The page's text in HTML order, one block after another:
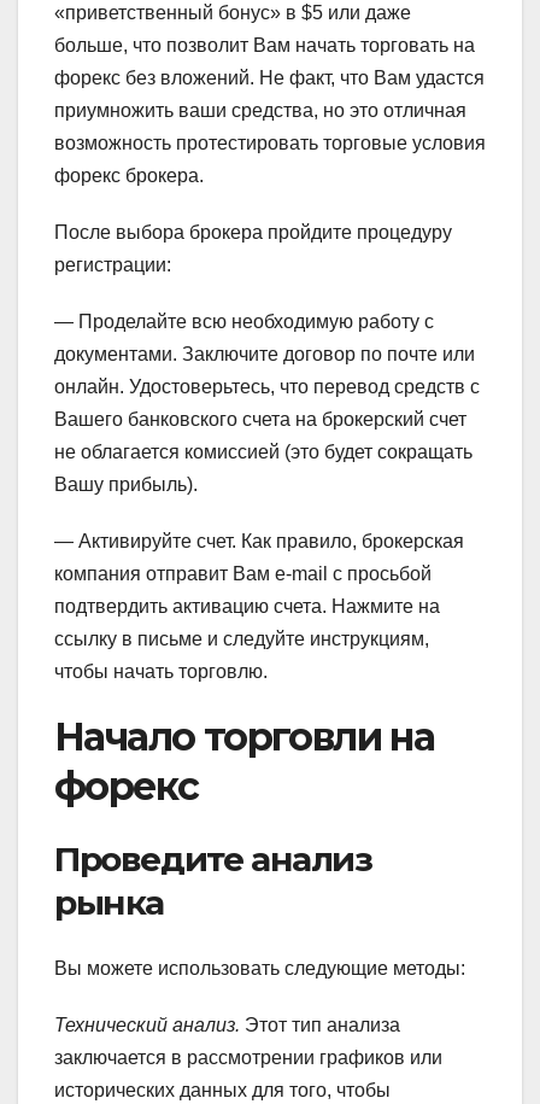
«приветственный бонус» в $5 или даже
больше, что позволит Вам начать торговать на
форекс без вложений. Не факт, что Вам удастся
приумножить ваши средства, но это отличная
возможность протестировать торговые условия
форекс брокера.
После выбора брокера пройдите процедуру
регистрации:
— Проделайте всю необходимую работу с
документами. Заключите договор по почте или
онлайн. Удостоверьтесь, что перевод средств с
Вашего банковского счета на брокерский счет
не облагается комиссией (это будет сокращать
Вашу прибыль).
— Активируйте счет. Как правило, брокерская
компания отправит Вам e-mail с просьбой
подтвердить активацию счета. Нажмите на
ссылку в письме и следуйте инструкциям,
чтобы начать торговлю.
Начало торговли на
форекс
Проведите анализ
рынка
Вы можете использовать следующие методы:
Технический анализ. Этот тип анализа
заключается в рассмотрении графиков или
исторических данных для того, чтобы